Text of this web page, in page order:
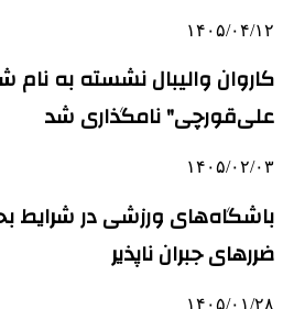
۱۴۰۵/۰۴/۱۲
کاروان والیبال نشسته به
علی‌قورچی" نامگذاری شد
۱۴۰۵/۰۲/۰۳
باشگاه‌های ورزشی در شرایط
ضررهای جبران ناپذیر
۱۴۰۵/۰۱/۲۸